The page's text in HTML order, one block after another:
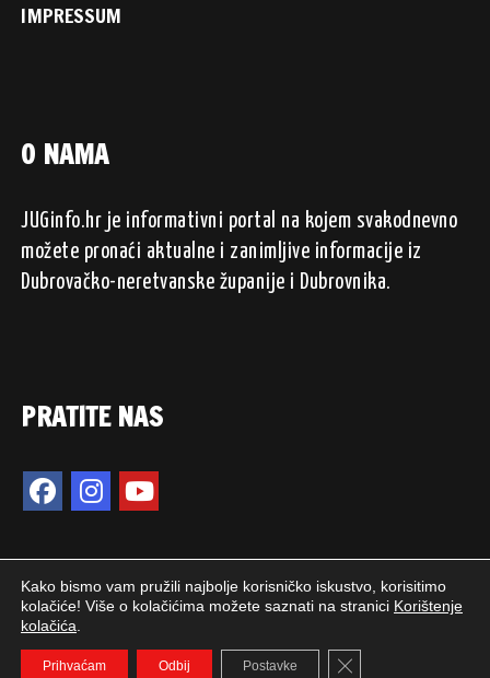
IMPRESSUM
O NAMA
JUGinfo.hr je informativni portal na kojem svakodnevno
možete pronaći aktualne i zanimljive informacije iz
Dubrovačko-neretvanske županije i Dubrovnika.
PRATITE NAS
2024. © JUGinfo.hr / Sva prava pridržana.
WEB PEPERIT
Kako bismo vam pružili najbolje korisničko iskustvo, korisitimo
kolačiće! Više o kolačićima možete saznati na stranici Korištenje
kolačića
Prihvaćam Odbij Postavke Close GDPR Cookie